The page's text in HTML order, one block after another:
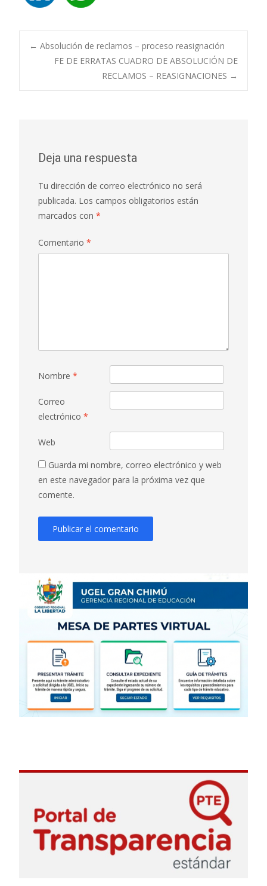
Navegación
de
← Absolución de reclamos – proceso reasignación
FE DE ERRATAS CUADRO DE ABSOLUCIÓN DE
RECLAMOS – REASIGNACIONES →
Deja una respuesta
Tu dirección de correo electrónico no será
publicada. Los campos obligatorios están
marcados con *
Comentario *
Nombre *
Correo
electrónico *
Web
Guarda mi nombre, correo electrónico y web
en este navegador para la próxima vez que
comente.